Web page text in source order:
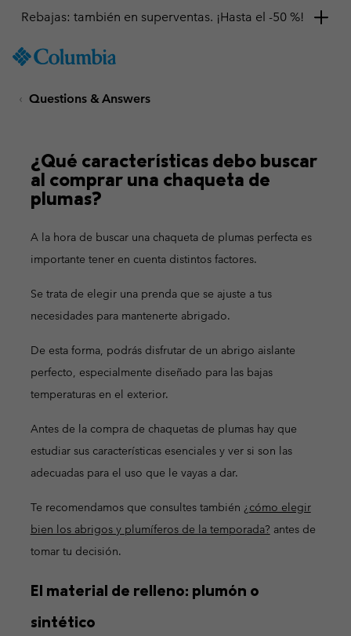
TO
SKIP
SKIP
TO
SEARCH
Rebajas: también en superventas. ¡Hasta el -50 %!
Questions & Answers
¿Qué características debo buscar
al comprar una chaqueta de
plumas?
A la hora de buscar una chaqueta de plumas perfecta es
importante tener en cuenta distintos factores.
Se trata de elegir una prenda que se ajuste a tus
necesidades para mantenerte abrigado.
De esta forma, podrás disfrutar de un abrigo aislante
perfecto, especialmente diseñado para las bajas
temperaturas en el exterior.
Antes de la compra de chaquetas de plumas hay que
estudiar sus características esenciales y ver si son las
adecuadas para el uso que le vayas a dar.
Te recomendamos que consultes también ¿cómo elegir
bien los abrigos y plumíferos de la temporada? antes de
tomar tu decisión.
El material de relleno: plumón o
sintético